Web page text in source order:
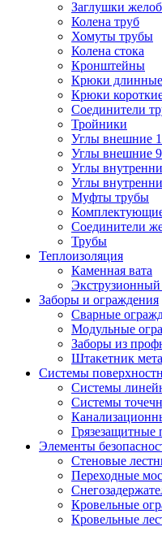
Заглушки
Колена труб
Хомуты трубы
Колена стока
Кронштейны
Крюки длинные
Крюки
Соединители
Тройники
Углы внешние
Углы внешние
Углы
Углы
Муфты трубы
Комплектующие
Соединители
Трубы
Теплоизоляция
Каменная вата
Заборы и ограждения
Сварные
Модульные
Заборы из
Штакетник
Системы
Системы
Системы
Грязезащитные
Элементы
Стеновые
Переходные
Кровельные
Кровельные